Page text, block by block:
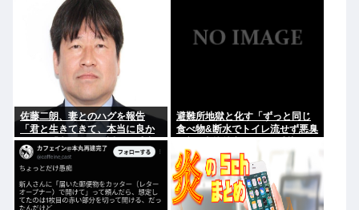
佐藤二朗、妻とのハグを報告
「君と生きてきて、本当に良か
った」「文〇砲より遥かに威力
は弱いが、僕のノロケ砲をお見
舞いする」
避難所地獄と化す「ずっと同じ
食べ物&断水でトイレ流せず悪臭